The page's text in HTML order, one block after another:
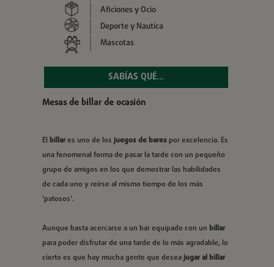
Aficiones y Ocio
Deporte y Nautica
Mascotas
SABÍAS QUÉ...
Mesas de billar de ocasión
El billares uno de losjuegos de bares por excelencia. Es
una fenomenal forma de pasar la tarde con un pequeño
grupo de amigos en los que demostrar las habilidades
de cada uno y reírse al mismo tiempo de los más
'patosos'.
Aunque basta acercarse a un bar equipado con un billar
para poder disfrutar de una tarde de lo más agradable, lo
cierto es que hay mucha gente que deseajugar al billar